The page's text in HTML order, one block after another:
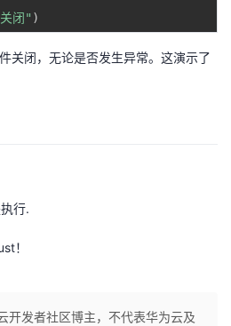
闭" )
关闭，无论是否发生异常。这演示了
行.
！
开发者社区博主，不代表华为云及